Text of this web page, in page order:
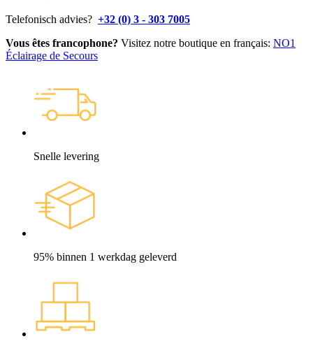
Telefonisch advies? +32 (0) 3 - 303 7005
Vous êtes francophone? Visitez notre boutique en français: NO1
Éclairage de Secours
Snelle levering
95% binnen 1 werkdag geleverd